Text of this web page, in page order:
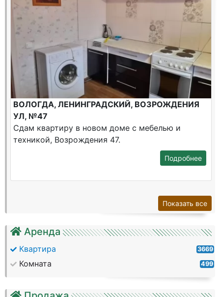
Аренда
Квартира 3669
Комната 499
ВОЛОГДА, ЛЕНИНГРАДСКИЙ, ВОЗРОЖДЕНИЯ
УЛ, №47
Сдам квартиру в новом доме с мебелью и
техникой, Возрождения 47.
Подробнее
Показать все